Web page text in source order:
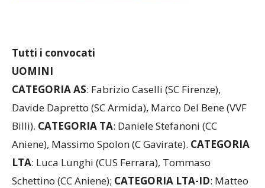
Tutti i convocati
UOMINI
CATEGORIA AS: Fabrizio Caselli (SC Firenze),
Davide Dapretto (SC Armida), Marco Del Bene (VVF
Billi). CATEGORIA TA: Daniele Stefanoni (CC
Aniene), Massimo Spolon (C Gavirate). CATEGORIA
LTA: Luca Lunghi (CUS Ferrara), Tommaso
Schettino (CC Aniene); CATEGORIA LTA-ID: Matteo